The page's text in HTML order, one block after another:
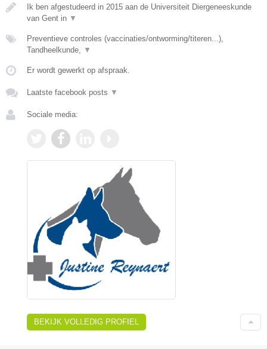
Ik ben afgestudeerd in 2015 aan de Universiteit Diergeneeskunde
van Gent in ▼
Preventieve controles (vaccinaties/ontworming/titeren...),
Tandheelkunde, ▼
Er wordt gewerkt op afspraak.
Laatste facebook posts ▼
Sociale media:
BEKIJK VOLLEDIG PROFIEL